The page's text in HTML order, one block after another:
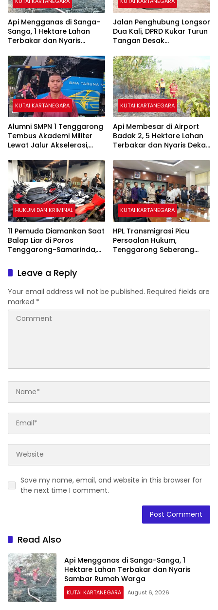
Api Mengganas di Sanga-
Sanga, 1 Hektare Lahan
Terbakar dan Nyaris
Jalan Penghubung Longsor
Dua Kali, DPRD Kukar Turun
Tangan Desak
KUTAI KARTANEGARA
Alumni SMPN 1 Tenggarong
Tembus Akademi Militer
Lewat Jalur Akselerasi,
KUTAI KARTANEGARA
Api Membesar di Airport
Badak 2, 5 Hektare Lahan
Terbakar dan Nyaris Dekati
HUKUM DAN KRIMINAL
11 Pemuda Diamankan Saat
Balap Liar di Poros
Tenggarong-Samarinda,
Bulan
KUTAI KARTANEGARA
HPL Transmigrasi Picu
Persoalan Hukum,
Tenggarong Seberang
Leave a Reply
Your email address will not be published. Required fields are
marked *
Save my name, email, and website in this browser for
the next time I comment.
Read Also
Api Mengganas di Sanga-Sanga, 1
Hektare Lahan Terbakar dan Nyaris
Sambar Rumah Warga
KUTAI KARTANEGARA August 6, 2026